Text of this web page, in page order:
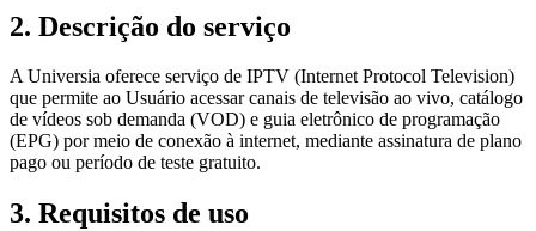
2. Descrição do serviço
A Universia oferece serviço de IPTV (Internet Protocol Television)
que permite ao Usuário acessar canais de televisão ao vivo, catálogo
de vídeos sob demanda (VOD) e guia eletrônico de programação
(EPG) por meio de conexão à internet, mediante assinatura de plano
pago ou período de teste gratuito.
3. Requisitos de uso